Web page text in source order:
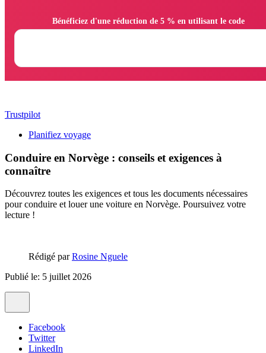
Trustpilot
Planifiez voyage
Conduire en Norvège : conseils et exigences à
connaître
Découvrez toutes les exigences et tous les documents nécessaires
pour conduire et louer une voiture en Norvège. Poursuivez votre
lecture !
Rédigé parRosine Nguele
Publié le: 5 juillet 2026
Facebook
Twitter
LinkedIn